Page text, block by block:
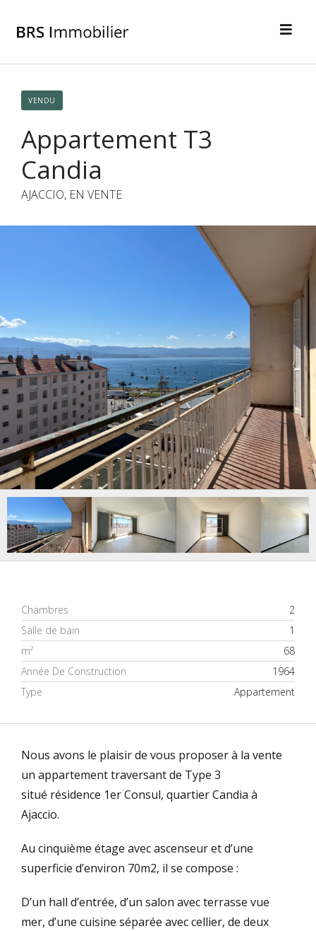
VENDU
Appartement T3
Candia
AJACCIO, EN VENTE
Chambres
2
Salle de bain
1
m²
68
Année De Construction
1964
Type
Appartement
Nous avons le plaisir de vous proposer à la vente
un appartement traversant de Type 3
situé résidence 1er Consul, quartier Candia à
Ajaccio.
Au cinquième étage avec ascenseur et d’une
superficie d’environ 70m2, il se compose :
D’un hall d’entrée, d’un salon avec terrasse vue
mer, d’une cuisine séparée avec cellier, de deux